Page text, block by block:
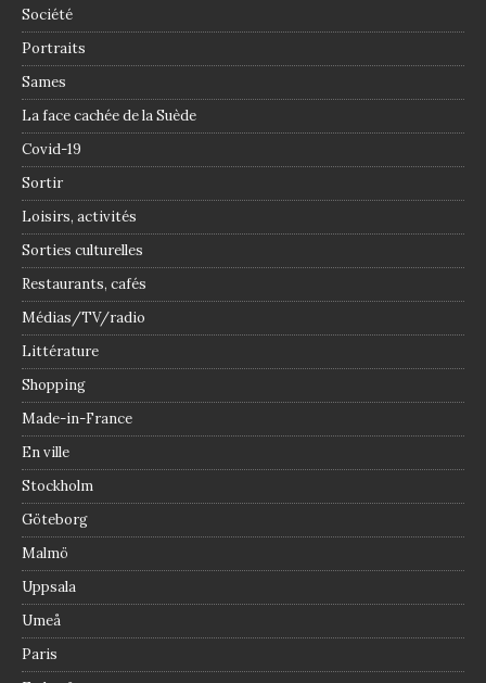
Société
Portraits
Sames
La face cachée de la Suède
Covid-19
Sortir
Loisirs, activités
Sorties culturelles
Restaurants, cafés
Médias/TV/radio
Littérature
Shopping
Made-in-France
En ville
Stockholm
Göteborg
Malmö
Uppsala
Umeå
Paris